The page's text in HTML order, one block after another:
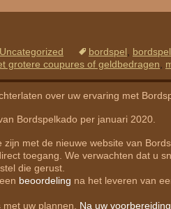
Uncategorized bordspel
grotere coupures of geldbedragen
over uw ervaring met
Bordspelkado per januari 2020.
met de nieuwe website van
toegang. We verwachten dat u
die gerust.
beoordeling na het leveren van
uw plannen. Na uw voorbereiding